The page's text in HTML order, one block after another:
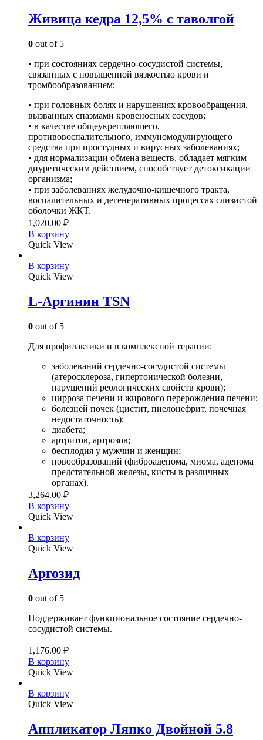
Живица кедра 12,5% с таволгой
0 out of 5
• при состояниях сердечно-сосудистой системы,
связанных с повышенной вязкостью крови и
тромбообразованием;
• при головных болях и нарушениях кровообращения,
вызванных спазмами кровеносных сосудов;
• в качестве общеукрепляющего,
противовоспалительного, иммуномодулирующего
средства при простудных и вирусных заболеваниях;
• для нормализации обмена веществ, обладает мягким
диуретическим действием, способствует детоксикации
организма;
• при заболеваниях желудочно-кишечного тракта,
воспалительных и дегенеративных процессах слизистой
оболочки ЖКТ.
1,020.00 ₽
В корзину
Quick View
В корзину
Quick View
L-Аргинин TSN
0 out of 5
Для профилактики и в комплексной терапии:
заболеваний сердечно-сосудистой системы
(атеросклероза, гипертонической болезни,
нарушений реологических свойств крови);
цирроза печени и жирового перерождения печени;
болезней почек (цистит, пиелонефрит, почечная
недостаточность);
диабета;
артритов, артрозов;
бесплодия у мужчин и женщин;
новообразований (фиброаденома, миома, аденома
предстательной железы, кисты в различных
органах).
3,264.00 ₽
В корзину
Quick View
В корзину
Quick View
Аргозид
0 out of 5
Поддерживает функциональное состояние сердечно-
сосудистой системы.
1,176.00 ₽
В корзину
Quick View
В корзину
Quick View
Аппликатор Ляпко Двойной 5.8